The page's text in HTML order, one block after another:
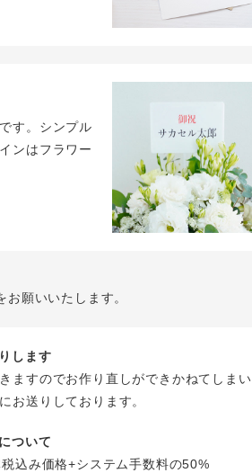
す。シンプル
ンはフラワー
願いいたします。
します
ますのでお作り直しができかねてしまい
お送りしております。
ついて
込み価格+システム手数料の50%